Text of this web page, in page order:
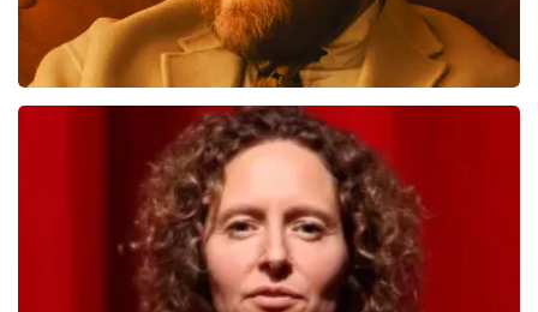
Teddy Swims
laatste 30 minuten
BESTEL NU